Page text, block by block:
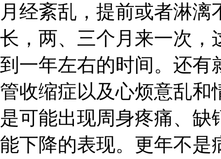
月经紊乱，提前或者淋
长，两、三个月来一次，
到一年左右的时间。还有
管收缩症以及心烦意乱和
是可能出现周身疼痛、
能下降的表现。更年不是